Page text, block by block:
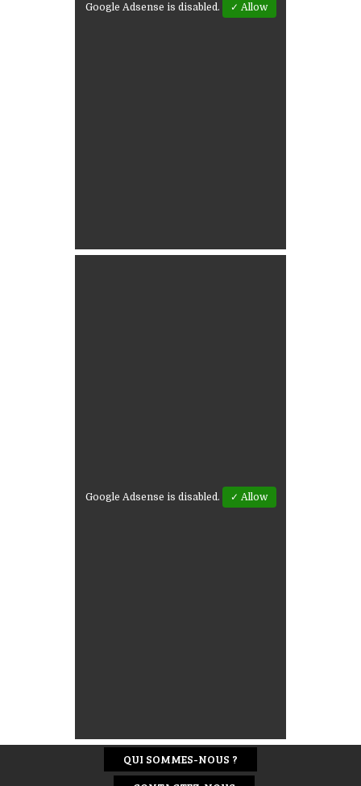
Google Adsense is disabled. ✓ Allow
Google Adsense is disabled. ✓ Allow
QUI SOMMES-NOUS ?